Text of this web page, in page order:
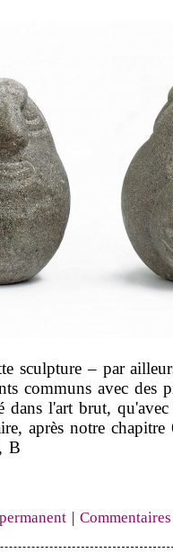
sculpture – par
communs avec des
dans l'art brut,
après notre chapitre
B